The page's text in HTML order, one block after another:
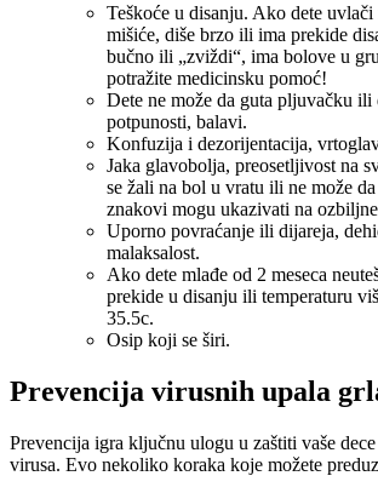
Teškoće u disanju. Ako dete uvlači
mišiće, diše brzo ili ima prekide
bučno ili „zviždi“, ima bolove u
potražite medicinsku pomoć!
Dete ne može da guta pljuvačku ili
potpunosti, balavi.
Konfuzija i dezorijentacija,
Jaka glavobolja, preosetljivost na
se žali na bol u vratu ili ne može
znakovi mogu ukazivati na
Uporno povraćanje ili dijareja,
malaksalost.
Ako dete mlađe od 2 meseca
prekide u disanju ili temperaturu
35.5c.
Osip koji se širi.
Prevencija virusnih upala
Prevencija igra ključnu ulogu u zaštiti vaše
virusa. Evo nekoliko koraka koje možete